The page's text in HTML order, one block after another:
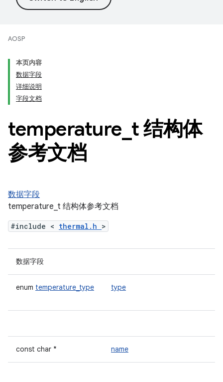
AOSP
本页内容
数据字段
详细说明
字段文档
temperature t 结构体
参考文档
数据字段
temperature_t 结构体参考文档
#include < thermal.h >
数据字段
enum temperature_type type
const char * name